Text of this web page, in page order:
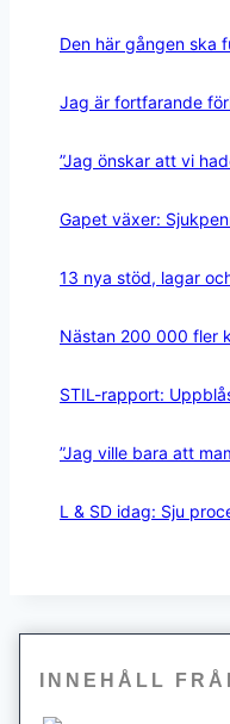
Den här gången ska
Jag är fortfarande
”Jag önskar att vi
Gapet växer:
13 nya stöd, lagar
Nästan 200 000 fler
STIL-rapport:
”Jag ville bara att
L & SD idag: Sju
INNEHÅLL